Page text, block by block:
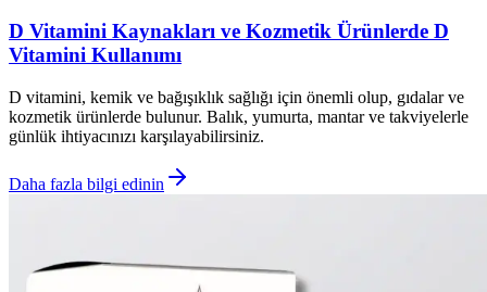
D Vitamini Kaynakları ve Kozmetik Ürünlerde D
Vitamini Kullanımı
D vitamini, kemik ve bağışıklık sağlığı için önemli olup, gıdalar ve
kozmetik ürünlerde bulunur. Balık, yumurta, mantar ve takviyelerle
günlük ihtiyacınızı karşılayabilirsiniz.
Daha fazla bilgi edinin